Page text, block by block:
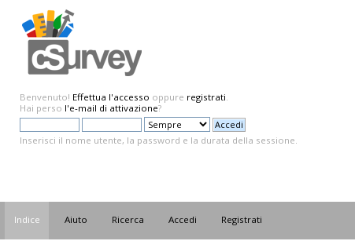
Benvenuto! Effettua l'accesso oppure registrati.
Hai perso l'e-mail di attivazione?
Inserisci il nome utente, la password e la durata della sessione.
Indice Aiuto Ricerca Accedi Registrati